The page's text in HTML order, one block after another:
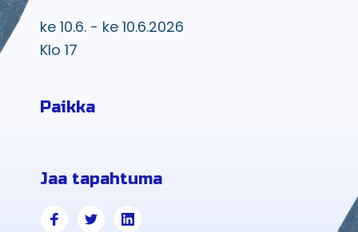
ke 10.6. - ke 10.6.2026
Klo 17
Paikka
Jaa tapahtuma